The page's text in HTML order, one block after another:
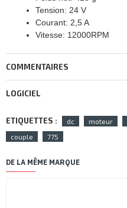
Tension: 24 V
Courant: 2,5 A
Vitesse: 12000RPM
COMMENTAIRES
LOGICIEL
ETIQUETTES : dc moteur
couple
775
DE LA MÊME MARQUE